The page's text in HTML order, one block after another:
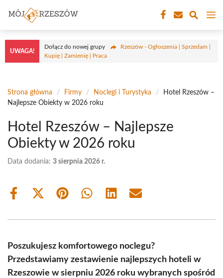
treści
UWAGA!
Dołącz do nowej grupy
Rzeszów - Ogłoszenia | Sprzedam |
Kupię | Zamienię | Praca
Strona główna / Firmy / Noclegi i Turystyka /
Hotel Rzeszów –
Najlepsze Obiekty w 2026 roku
Hotel Rzeszów – Najlepsze
Obiekty w 2026 roku
Data dodania: 3 sierpnia 2026 r.
Share
Share
(Twitter)
Share Share Share Share
Poszukujesz komfortowego noclegu?
Przedstawiamy zestawienie najlepszych hoteli w
Rzeszowie w sierpniu 2026 roku wybranych spośród